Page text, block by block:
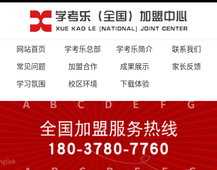
网站首页 学考乐总部 学考乐简介
联系我们
常见问题
加盟合作 成果展示
家长反馈
学习氛围
校区环境 下载体验